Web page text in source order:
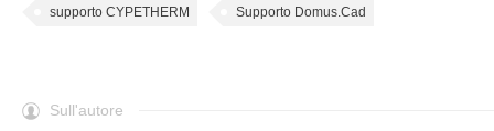
supporto CYPETHERM Supporto Domus.Cad
Sull'autore